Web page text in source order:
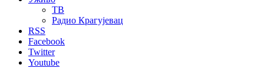
ТВ
Радио Крагујевац
RSS
Facebook
Twitter
Youtube